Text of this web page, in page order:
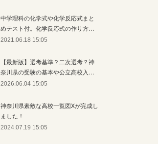
中学理科の化学式や化学反応式まと
めテスト付。化学反応式の作り方…
2021.06.18 15:05
【最新版】選考基準？二次選考？神
奈川県の受験の基本や公立高校入…
2026.06.04 15:05
神奈川県素敵な高校一覧図Xが完成し
ました！
2024.07.19 15:05